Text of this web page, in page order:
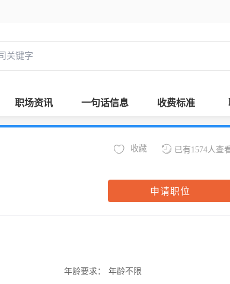
职场资讯 一句话信息 收费标准
已有1574人查
收藏
申请职位
年龄要求：
年龄不限